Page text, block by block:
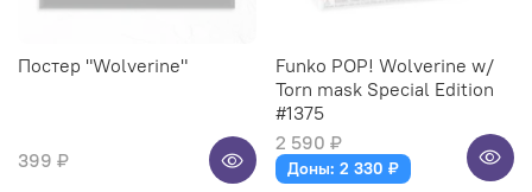
Постер "Wolverine"
399 ₽
Funko POP! Wolverine w/
Torn mask Special Edition
#1375
2 590 ₽
Доны: 2 330 ₽